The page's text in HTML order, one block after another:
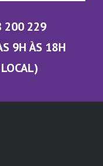
200 229
9H ÀS 18H